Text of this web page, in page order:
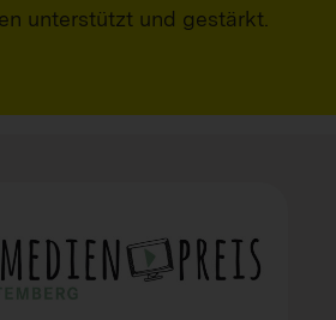
unterstützt und gestärkt.